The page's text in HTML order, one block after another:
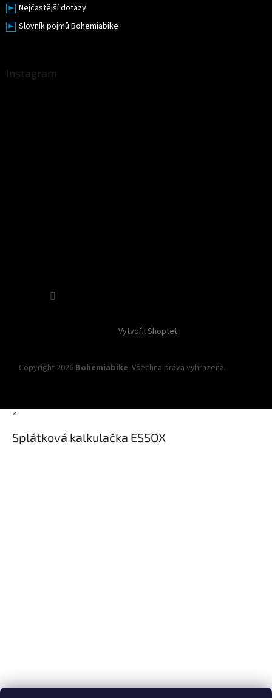
Nejčastější dotazy
Slovník pojmů Bohemiabike
Instagram
Vytvořil Shoptet
Copyright 2026 Bohemiabike. Všechna práva vyhrazena.
×
Splátková kalkulačka ESSOX